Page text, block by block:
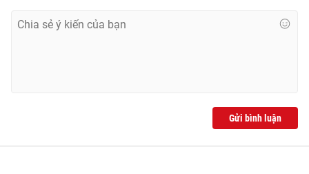
Gửi bình luận